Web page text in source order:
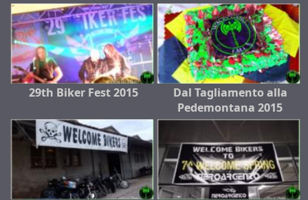
29th Biker Fest 2015
Dal Tagliamento alla
Pedemontana 2015